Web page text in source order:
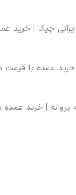
چیکا | خرید
خرید عمده با قیمت
| خرید عمده